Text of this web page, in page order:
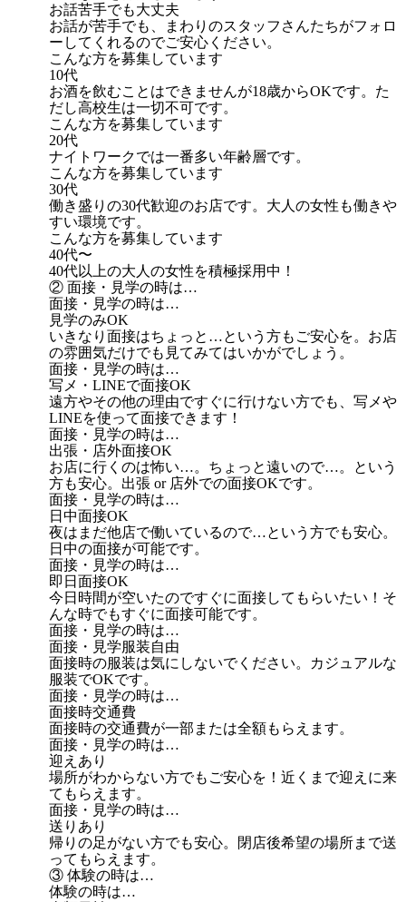
お話苦手でも大丈夫
お話が苦手でも、まわりのスタッフさんたちがフォロ
ーしてくれるのでご安心ください。
こんな方を募集しています
10代
お酒を飲むことはできませんが18歳からOKです。た
だし高校生は一切不可です。
こんな方を募集しています
20代
ナイトワークでは一番多い年齢層です。
こんな方を募集しています
30代
働き盛りの30代歓迎のお店です。大人の女性も働きや
すい環境です。
こんな方を募集しています
40代〜
40代以上の大人の女性を積極採用中！
② 面接・見学の時は…
面接・見学の時は…
見学のみOK
いきなり面接はちょっと…という方もご安心を。お店
の雰囲気だけでも見てみてはいかがでしょう。
面接・見学の時は…
写メ・LINEで面接OK
遠方やその他の理由ですぐに行けない方でも、写メや
LINEを使って面接できます！
面接・見学の時は…
出張・店外面接OK
お店に行くのは怖い…。ちょっと遠いので…。という
方も安心。出張 or 店外での面接OKです。
面接・見学の時は…
日中面接OK
夜はまだ他店で働いているので…という方でも安心。
日中の面接が可能です。
面接・見学の時は…
即日面接OK
今日時間が空いたのですぐに面接してもらいたい！そ
んな時でもすぐに面接可能です。
面接・見学の時は…
面接・見学服装自由
面接時の服装は気にしないでください。カジュアルな
服装でOKです。
面接・見学の時は…
面接時交通費
面接時の交通費が一部または全額もらえます。
面接・見学の時は…
迎えあり
場所がわからない方でもご安心を！近くまで迎えに来
てもらえます。
面接・見学の時は…
送りあり
帰りの足がない方でも安心。閉店後希望の場所まで送
ってもらえます。
③ 体験の時は…
体験の時は…